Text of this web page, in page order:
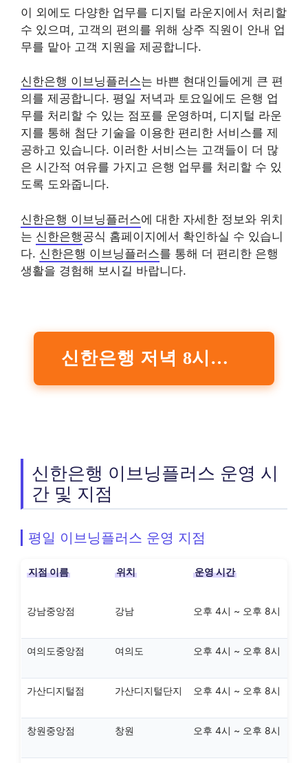
이 외에도 다양한 업무를 디지털 라운지에서 처리할
수 있으며, 고객의 편의를 위해 상주 직원이 안내 업
무를 맡아 고객 지원을 제공합니다.
신한은행 이브닝플러스는 바쁜 현대인들에게 큰 편
의를 제공합니다. 평일 저녁과 토요일에도 은행 업
무를 처리할 수 있는 점포를 운영하며, 디지털 라운
지를 통해 첨단 기술을 이용한 편리한 서비스를 제
공하고 있습니다. 이러한 서비스는 고객들이 더 많
은 시간적 여유를 가지고 은행 업무를 처리할 수 있
도록 도와줍니다.
신한은행 이브닝플러스에 대한 자세한 정보와 위치
는 신한은행공식 홈페이지에서 확인하실 수 있습니
다. 신한은행 이브닝플러스를 통해 더 편리한 은행
생활을 경험해 보시길 바랍니다.
신한은행 저녁 8시까지 문 여는 ‘이브닝플러스’ 점포 확대
신한은행 이브닝플러스 운영 시
간 및 지점
평일 이브닝플러스 운영 지점
지점 이름 위치 운영 시간
강남중앙점 강남 오후 4시 ~ 오후 8시
여의도중앙점 여의도 오후 4시 ~ 오후 8시
가산디지털점 가산디지털단지 오후 4시 ~ 오후 8시
창원중앙점 창원 오후 4시 ~ 오후 8시